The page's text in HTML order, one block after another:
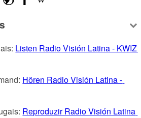
Listen Radio Visión Latina - KWIZ
Hören Radio Visión Latina -
Reproduzir Radio Visión Latina